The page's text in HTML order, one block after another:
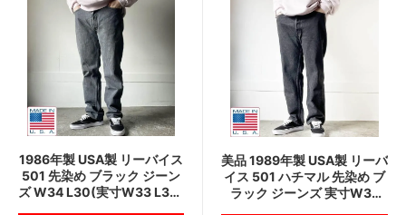
1986年製 USA製 リーバイス
501 先染め ブラック ジーン
ズ W34 L30(実寸W33 L30)
美品 1989年製 USA製 リーバ
イス 501 ハチマル 先染め ブ
ラック ジーンズ 実寸W34